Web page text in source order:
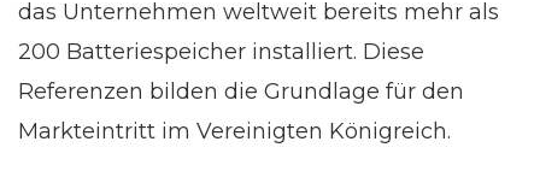
das Unternehmen weltweit bereits mehr als
200 Batteriespeicher installiert. Diese
Referenzen bilden die Grundlage für den
Markteintritt im Vereinigten Königreich.